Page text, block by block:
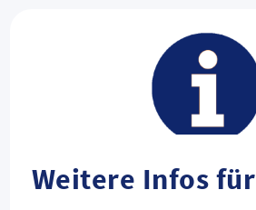
Weitere Infos für